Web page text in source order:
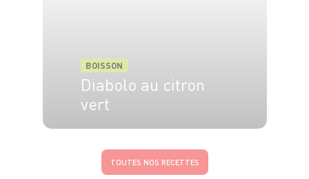
BOISSON
Diabolo au citron
vert
TOUTES NOS RECETTES